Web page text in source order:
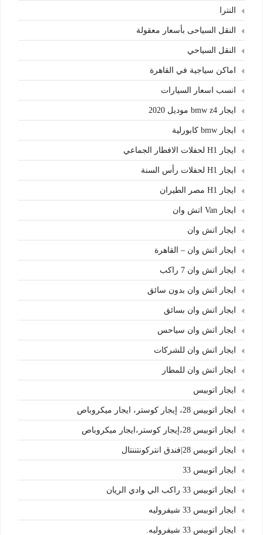
النترا
النقل السياحى بأسعار معقولة
النقل السياحي
اماكن سياجية في القاهرة
انسب اسعار السيارات
ايجار bmw z4 موديل 2020
ايجار bmw كابورلية
ايجار H1 لحفلات الافطار الجماعي
ايجار H1 لحفلات رأس السنة
ايجار H1 مصر الطيران
ايجار Van اتش وان
ايجار اتش وان
ايجار اتش وان – القاهرة
ايجار اتش وان 7 راكب
ايجار اتش وان بدون سائق
ايجار اتش وان بسائق
ايجار اتش وان سياحس
ايجار اتش وان للشركات
ايجار اتش وان للمطار
ايجار اتوبيس
ايجار اتوبيس 28، إيجار كوستر، ايجار ميكروباص
ايجار اتوبيس 28،إيجار كوستر،ايجار ميكروباص
ايجار اتوبيس 28|فندق انتركونتننتال
ايجار اتوبيس 33
ايجار اتوبيس 33 راكب الي وادي الريان
ايجار اتوبيس 33 شيفروليه
ايجار اتوبيس 33 شيفروليه.